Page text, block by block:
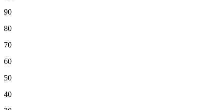
90
80
70
60
50
40